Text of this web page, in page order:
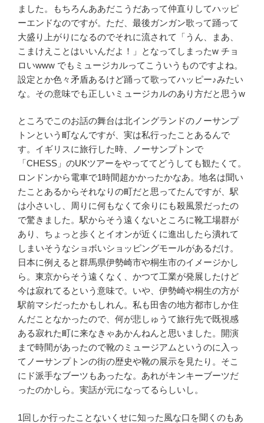
ました。もちろんああだこうだあって仲直りしてハッピ
ーエンドなのですが。ただ、最後ガンガン歌って踊って
大盛り上がりになるのでそれに流されて「うん、まあ、
こまけえことはいいんだよ！」となってしまったw チョ
ロいwww でもミュージカルってこういうものですよね。
設定とか色々矛盾あるけど踊って歌ってハッピー♪みたい
な。その意味でも正しいミュージカルのあり方だと思う w
ところでこのお話の舞台は北イングランドのノーサンプ
トンという町なんですが、実は私行ったことあるんで
す。イギリスに旅行した時、ノーサンプトンで
「CHESS 」のUKツアーをやっててどうしても観たくて。
ロンドンから電車で1時間超かかったかなあ。地名は聞い
たことあるからそれなりの町だと思ってたんですが、駅
は小さいし、周りに何もなくて余りにも殺風景だったの
で驚きました。駅からそう遠くないところに靴工場群が
あり、ちょっと歩くとイオンが近くに進出したら潰れて
しまいそうなショボいショッピングモールがあるだけ。
日本に例えると群馬県伊勢崎市や桐生市のイメージかし
ら。東京からそう遠くなく、かつて工業が発展したけど
今は寂れてるという意味で。いや、伊勢崎や桐生の方が
駅前マシだったかもしれん。私も田舎の地方都市しか住
んだことなかったので、何が悲しゅうて旅行先で既視感
ある寂れた町に来なきゃあかんねんと思いました。開演
まで時間があったので靴のミュージアムというのに入っ
てノーサンプトンの街の歴史や靴の展示を見たり。そこ
にド派手なブーツもあったな。あれがキンキーブーツだ
ったのかしら。実話が元になってるらしいし。
1回しか行ったことないくせに知った風な口を聞くのもあ